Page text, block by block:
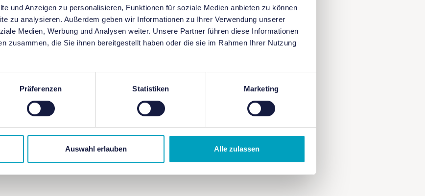
und Anzeigen zu personalisieren, Funktionen für soziale Medien anbieten zu können
zu analysieren. Außerdem geben wir Informationen zu Ihrer Verwendung unserer
Medien, Werbung und Analysen weiter. Unsere Partner führen diese Informationen
zusammen, die Sie ihnen bereitgestellt haben oder die sie im Rahmen Ihrer Nutzung
Präferenzen Statistiken Marketing
Auswahl erlauben Alle zulassen
/ Outlook exportieren